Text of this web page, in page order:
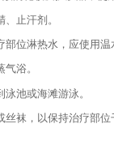
止汗剂。
位淋热水，应使用温
浴。
池或海滩游泳。
袜，以保持治疗部位